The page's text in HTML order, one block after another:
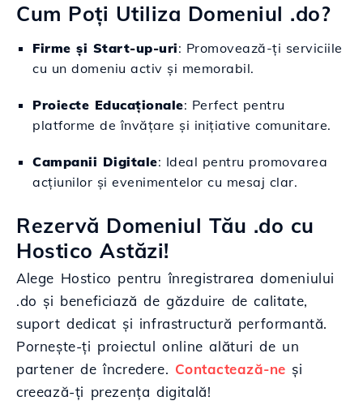
Cum Poți Utiliza Domeniul .do?
Firme și Start-up-uri: Promovează-ți serviciile
cu un domeniu activ și memorabil.
Proiecte Educaționale: Perfect pentru
platforme de învățare și inițiative comunitare.
Campanii Digitale: Ideal pentru promovarea
acțiunilor și evenimentelor cu mesaj clar.
Rezervă Domeniul Tău .do cu
Hostico Astăzi!
Alege Hostico pentru înregistrarea domeniului
.do și beneficiază de găzduire de calitate,
suport dedicat și infrastructură performantă.
Pornește-ți proiectul online alături de un
partener de încredere. Contactează-ne și
creează-ți prezența digitală!